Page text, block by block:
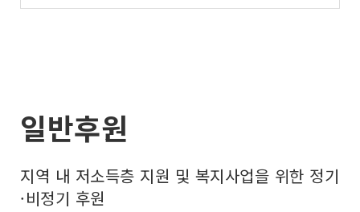
일반후원
지역 내 저소득층 지원 및 복지사업을 위한 정기
·비정기 후원